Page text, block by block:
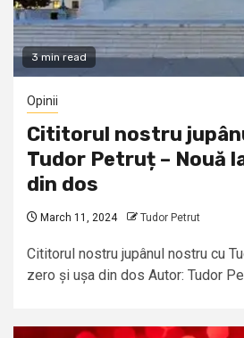
3 min read
Opinii
Cititorul nostru
Tudor Petruț – Nouă
din dos
March 11, 2024 Tudor Petrut
Cititorul nostru jupânul nostru cu
zero și ușa din dos Autor: Tudor